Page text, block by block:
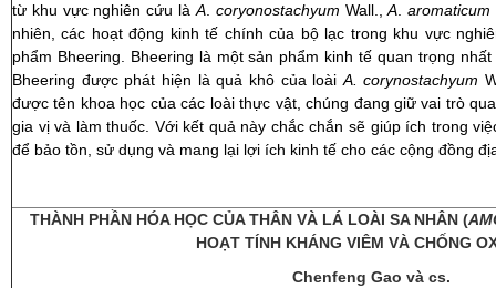
từ khu vực nghiên cứu là A. coryonostachyum Wall.,A .aromaticum
nhiên, các hoạt động kinh tế chính của bộ lạc trong khu vực
phẩm Bheering. Bheering là một sản phẩm kinh tế quan trọng
Bheering được phát hiện là quả khô của loài A. corynostachyum
được tên khoa học của các loài thực vật, chúng đang giữ vai trò
gia vị và làm thuốc. Với kết quả này chắc chắn sẽ giúp ích trong
để bảo tồn, sử dụng và mang lại lợi ích kinh tế cho các cộng đồng
THÀNH PHẦN HÓA HỌC CỦA THÂN VÀ LÁ LOÀI SA NHÂN (
HOẠT TÍNH KHÁNG VIÊM VÀ CHỐNG
Chenfeng Gao và cs.